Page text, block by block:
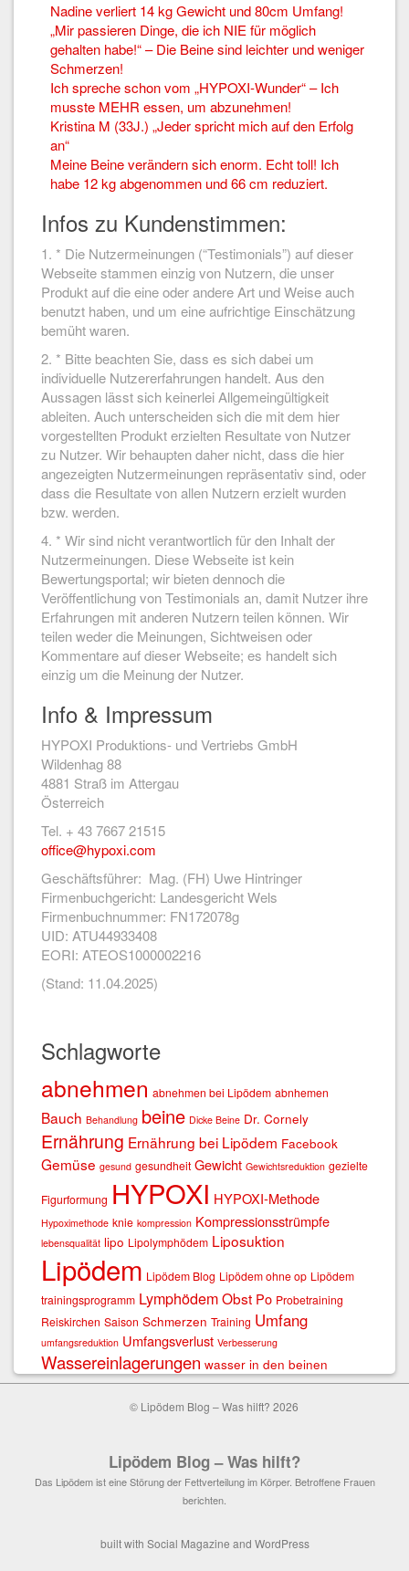
Nadine verliert 14 kg Gewicht und 80cm Umfang!
„Mir passieren Dinge, die ich NIE für möglich
gehalten habe!“ – Die Beine sind leichter und weniger
Schmerzen!
Ich spreche schon vom „HYPOXI-Wunder“ – Ich
musste MEHR essen, um abzunehmen!
Kristina M (33J.) „Jeder spricht mich auf den Erfolg
an“
Meine Beine verändern sich enorm. Echt toll! Ich
habe 12 kg abgenommen und 66 cm reduziert.
Infos zu Kundenstimmen:
1. * Die Nutzermeinungen (“Testimonials”) auf dieser
Webseite stammen einzig von Nutzern, die unser
Produkt auf die eine oder andere Art und Weise auch
benutzt haben, und um eine aufrichtige Einschätzung
bemüht waren.
2. * Bitte beachten Sie, dass es sich dabei um
individuelle Nutzererfahrungen handelt. Aus den
Aussagen lässt sich keinerlei Allgemeingültigkeit
ableiten. Auch unterscheiden sich die mit dem hier
vorgestellten Produkt erzielten Resultate von Nutzer
zu Nutzer. Wir behaupten daher nicht, dass die hier
angezeigten Nutzermeinungen repräsentativ sind, oder
dass die Resultate von allen Nutzern erzielt wurden
bzw. werden.
4. * Wir sind nicht verantwortlich für den Inhalt der
Nutzermeinungen. Diese Webseite ist kein
Bewertungsportal; wir bieten dennoch die
Veröffentlichung von Testimonials an, damit Nutzer ihre
Erfahrungen mit anderen Nutzern teilen können. Wir
teilen weder die Meinungen, Sichtweisen oder
Kommentare auf dieser Webseite; es handelt sich
einzig um die Meinung der Nutzer.
Info & Impressum
HYPOXI Produktions- und Vertriebs GmbH
Wildenhag 88
4881 Straß im Attergau
Österreich
Tel. + 43 7667 21515
office@hypoxi.com
Geschäftsführer: Mag. (FH) Uwe Hintringer
Firmenbuchgericht: Landesgericht Wels
Firmenbuchnummer: FN172078g
UID: ATU44933408
EORI: ATEOS1000002216
(Stand: 11.04.2025)
Schlagworte
abnehmen abnehmen bei Lipödem abnhemen
Bauch Behandlung beine Dicke Beine Dr. Cornely
Ernährung Ernährung bei Lipödem Facebook
Gemüse gesund gesundheit Gewicht Gewichtsreduktion gezielte
Figurformung HYPOXI HYPOXI-Methode
Hypoximethode knie kompression Kompressionsstrümpfe
lebensqualität lipo Lipolymphödem Liposuktion
Lipödem Lipödem Blog Lipödem ohne op Lipödem
trainingsprogramm LymphödemObst Po Probetraining
Reiskirchen Saison Schmerzen Training Umfang
umfangsreduktion Umfangsverlust Verbesserung
Wassereinlagerungen wasser in den beinen
© Lipödem Blog – Was hilft? 2026
Lipödem Blog – Was hilft?
Das Lipödem ist eine Störung der Fettverteilung im Körper. Betroffene Frauen
berichten.
built with Social Magazine and WordPress